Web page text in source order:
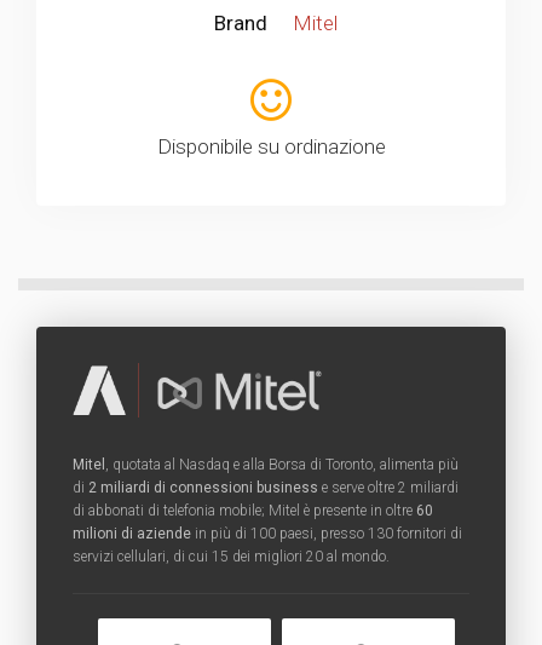
Brand
Mitel
Disponibile su ordinazione
Mitel , quotata al Nasdaq e alla Borsa di Toronto, alimenta più
di 2 miliardi di connessioni business e serve oltre 2 miliardi
di abbonati di telefonia mobile; Mitel è presente in oltre 60
milioni di aziende in più di 100 paesi, presso 130 fornitori di
servizi cellulari, di cui 15 dei migliori 20 al mondo.